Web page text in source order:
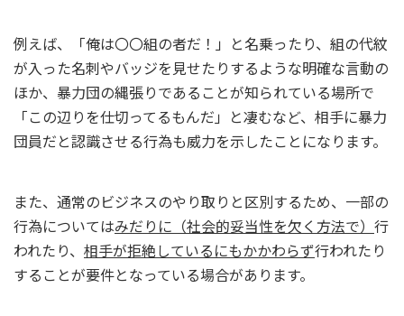
例えば、「俺は〇〇組の者だ！」と名乗ったり、組の代紋
が入った名刺やバッジを見せたりするような明確な言動の
ほか、暴力団の縄張りであることが知られている場所で
「この辺りを仕切ってるもんだ」と凄むなど、相手に暴力
団員だと認識させる行為も威力を示したことになります。
また、通常のビジネスのやり取りと区別するため、一部の
行為についてはみだりに（社会的妥当性を欠く方法で） 行
われたり、 相手が拒絶しているにもかかわらず行われたり
することが要件となっている場合があります。